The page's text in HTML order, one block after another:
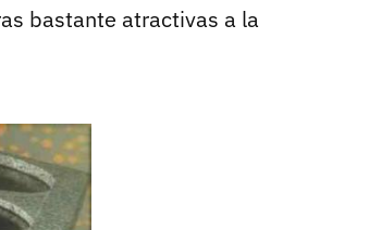
bastante atractivas a la